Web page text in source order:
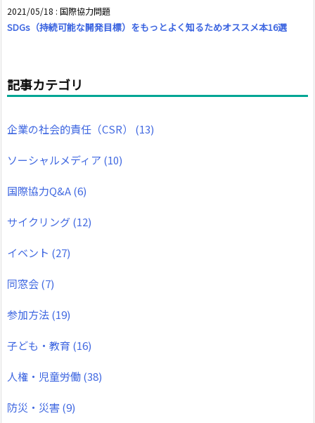
2021/05/18 : 国際協力問題
SDGs（持続可能な開発目標）をもっとよく知るためオススメ本16選
記事カテゴリ
企業の社会的責任（CSR） (13)
ソーシャルメディア (10)
国際協力Q&A(6)
サイクリング(12)
イベント (27)
同窓会(7)
参加方法(19)
子ども・教育 (16)
人権・児童労働(38)
防災・災害(9)